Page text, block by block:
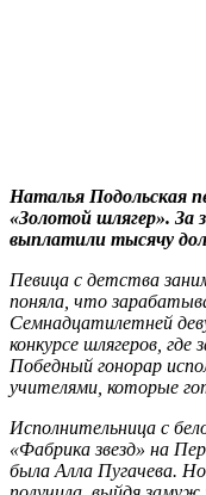
Наталья Подольская
«Золотой шлягер». За
выплатили тысячу
Певица с детства
поняла, что
Семнадцатилетней
конкурсе шлягеров, где
Победный гонорар
учителями, которые
Исполнительница с
«Фабрика звезд» на
была Алла Пугачева.